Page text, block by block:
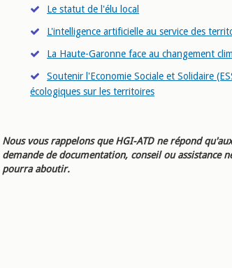
Le statut de l'élu local
L'intelligence artificielle au service des
La Haute-Garonne face au changement
Soutenir l'Economie Sociale et Solidaire
écologiques sur les territoires
Nous vous rappelons que HGI-ATD ne répond
demande de documentation, conseil ou assistance
pourra aboutir.